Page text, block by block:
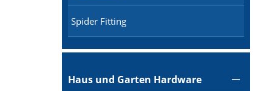
Spider Fitting
Haus und Garten Hardware 